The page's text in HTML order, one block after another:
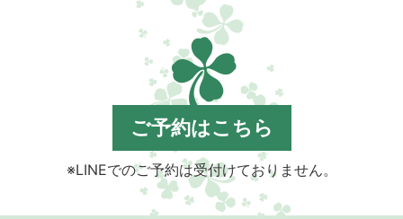
ご予約はこちら
※LINEでのご予約は受付けておりません。